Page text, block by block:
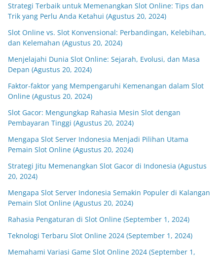
Strategi Terbaik untuk Memenangkan Slot Online: Tips dan
Trik yang Perlu Anda Ketahui (Agustus 20, 2024)
Slot Online vs. Slot Konvensional: Perbandingan, Kelebihan,
dan Kelemahan (Agustus 20, 2024)
Menjelajahi Dunia Slot Online: Sejarah, Evolusi, dan Masa
Depan (Agustus 20, 2024)
Faktor-faktor yang Mempengaruhi Kemenangan dalam Slot
Online (Agustus 20, 2024)
Slot Gacor: Mengungkap Rahasia Mesin Slot dengan
Pembayaran Tinggi (Agustus 20, 2024)
Mengapa Slot Server Indonesia Menjadi Pilihan Utama
Pemain Slot Online (Agustus 20, 2024)
Strategi Jitu Memenangkan Slot Gacor di Indonesia (Agustus
20, 2024)
Mengapa Slot Server Indonesia Semakin Populer di Kalangan
Pemain Slot Online (Agustus 20, 2024)
Rahasia Pengaturan di Slot Online (September 1, 2024)
Teknologi Terbaru Slot Online 2024 (September 1, 2024)
Memahami Variasi Game Slot Online 2024 (September 1,